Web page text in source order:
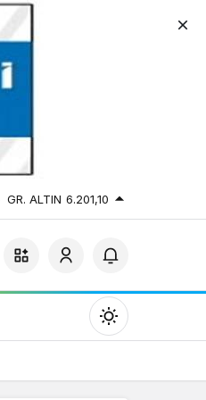
GR. ALTIN 6.201,10
Mod
değiştir